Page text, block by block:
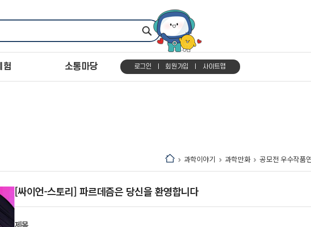
험 소통마당 로그인 회원가입 사이트맵
과학이야기 과학만화 공모전 우수작품
[싸이언-스토리] 파르데즘은 당신을 환영합니다
제목